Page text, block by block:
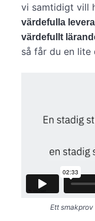
vi samtidigt vill
värdefulla
värdefullt
så får du en lite
Ett